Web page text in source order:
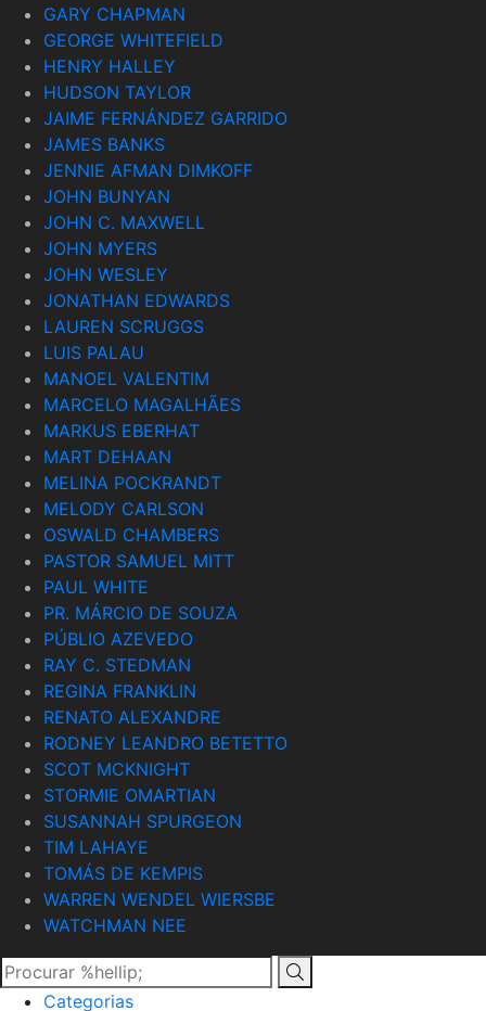
GARY CHAPMAN
GEORGE WHITEFIELD
HENRY HALLEY
HUDSON TAYLOR
JAIME FERNÁNDEZ GARRIDO
JAMES BANKS
JENNIE AFMAN DIMKOFF
JOHN BUNYAN
JOHN C. MAXWELL
JOHN MYERS
JOHN WESLEY
JONATHAN EDWARDS
LAUREN SCRUGGS
LUIS PALAU
MANOEL VALENTIM
MARCELO MAGALHÃES
MARKUS EBERHAT
MART DEHAAN
MELINA POCKRANDT
MELODY CARLSON
OSWALD CHAMBERS
PASTOR SAMUEL MITT
PAUL WHITE
PR. MÁRCIO DE SOUZA
PÚBLIO AZEVEDO
RAY C. STEDMAN
REGINA FRANKLIN
RENATO ALEXANDRE
RODNEY LEANDRO BETETTO
SCOT MCKNIGHT
STORMIE OMARTIAN
SUSANNAH SPURGEON
TIM LAHAYE
TOMÁS DE KEMPIS
WARREN WENDEL WIERSBE
WATCHMAN NEE
Categorias